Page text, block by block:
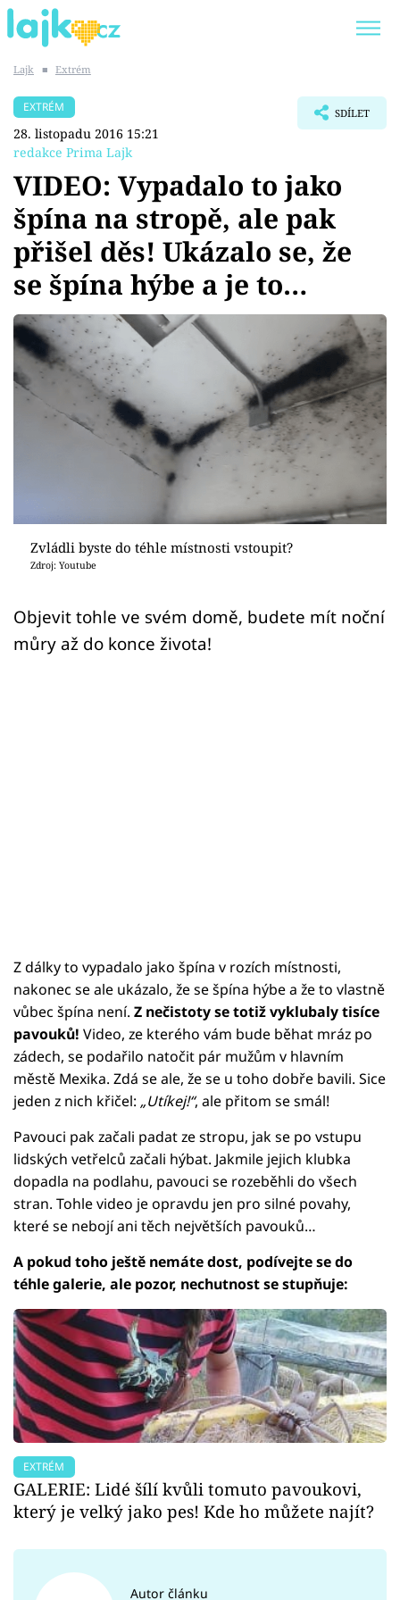
SHOPAHOLICADEL
Témata
Showbyznys
Youtubeři
Virály
Sex a vztahy
Přihlášení
Sledujte nás
Lajk ■ Extrém
EXTRÉM
28. listopadu 2016 15:21
redakce Prima Lajk
SDÍLET
VIDEO: Vypadalo to jako
špína na stropě, ale pak
přišel děs! Ukázalo se, že
se špína hýbe a je to…
Zvládli byste do téhle místnosti vstoupit?
Zdroj: Youtube
Objevit tohle ve svém domě, budete mít noční
můry až do konce života!
Z dálky to vypadalo jako špína v rozích místnosti,
nakonec se ale ukázalo, že se špína hýbe a že to vlastně
vůbec špína není. Z nečistoty se totiž vyklubaly tisíce
pavouků! Video, ze kterého vám bude běhat mráz po
zádech, se podařilo natočit pár mužům v hlavním
městě Mexika. Zdá se ale, že se u toho dobře bavili. Sice
jeden z nich křičel: „Utíkej!“, ale přitom se smál!
Pavouci pak začali padat ze stropu, jak se po vstupu
lidských vetřelců začali hýbat. Jakmile jejich klubka
dopadla na podlahu, pavouci se rozeběhli do všech
stran. Tohle video je opravdu jen pro silné povahy,
které se nebojí ani těch největších pavouků…
A pokud toho ještě nemáte dost, podívejte se do
téhle galerie, ale pozor, nechutnost se stupňuje:
EXTRÉM
GALERIE: Lidé šílí kvůli tomuto pavoukovi,
který je velký jako pes! Kde ho můžete najít?
Autor článku